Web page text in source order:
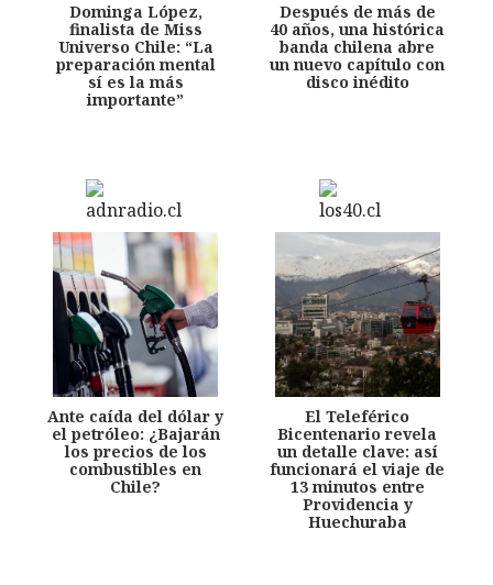
Dominga López,
finalista de Miss
Universo Chile: “La
preparación mental
sí es la más
importante”
Después de más de
40 años, una histórica
banda chilena abre
un nuevo capítulo con
disco inédito
Ante caída del dólar y
el petróleo: ¿Bajarán
los precios de los
combustibles en
Chile?
El Teleférico
Bicentenario revela
un detalle clave: así
funcionará el viaje de
13 minutos entre
Providencia y
Huechuraba